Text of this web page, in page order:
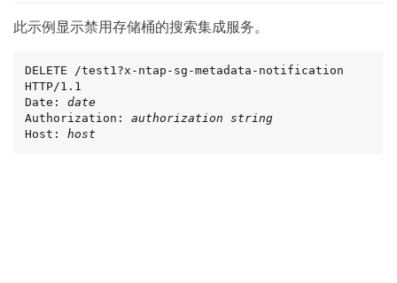
此示例显示禁用存储桶的搜索集成服务。
DELETE /test1?x-ntap-sg-metadata-notification
HTTP/1.1
Date: date
Authorization: authorization string
Host: host